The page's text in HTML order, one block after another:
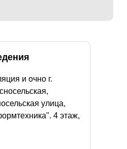
и очно г.
улица,
4 этаж,